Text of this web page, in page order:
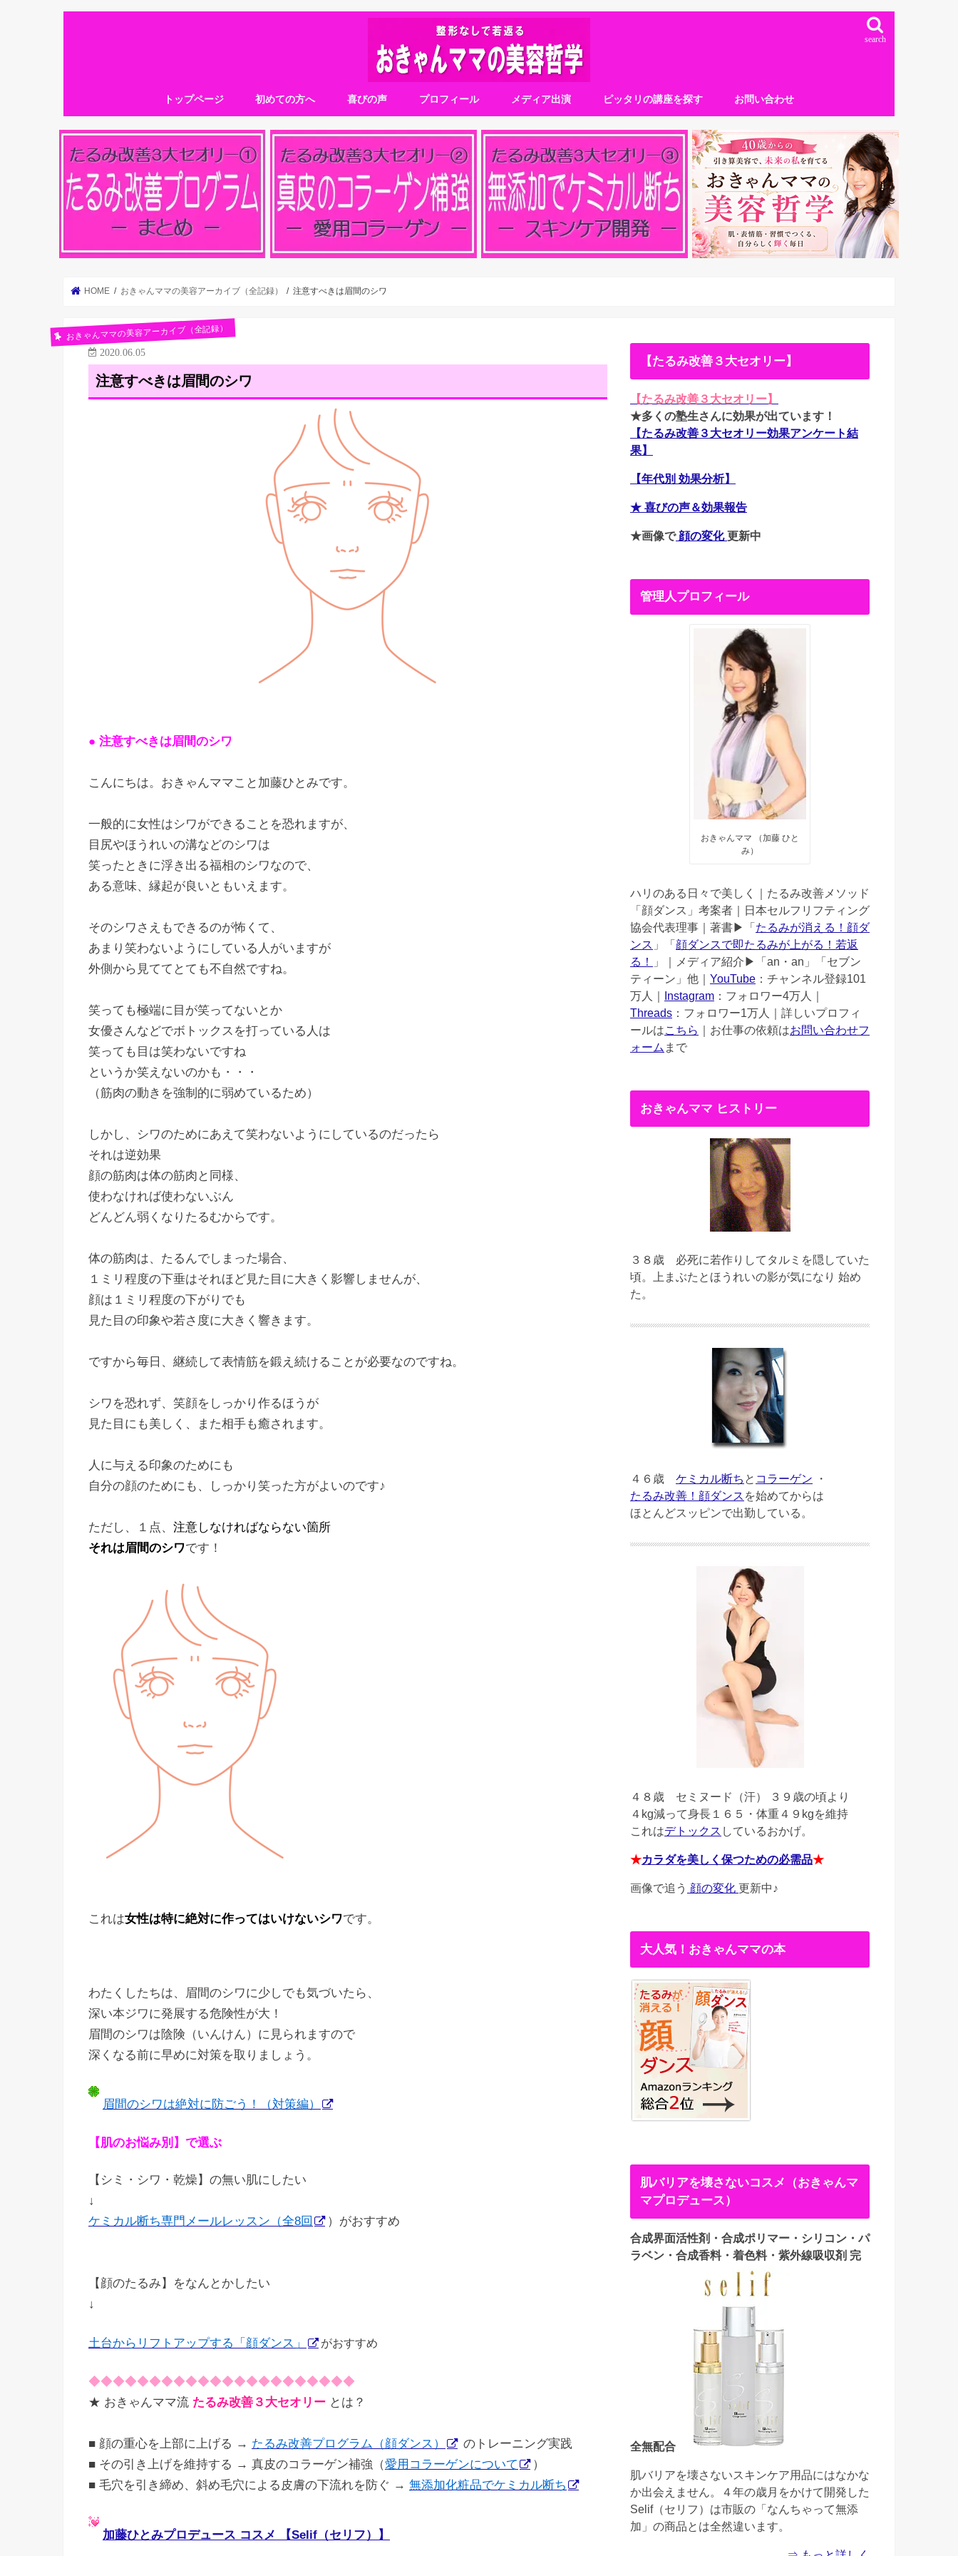
search
トップページ 初めての方へ 喜びの声 プロフィール メディア出演 ピッタリの講座を探す お問い合わせ
HOME おきゃんママの美容アーカイブ（全記録） 注意すべきは眉間のシワ
おきゃんママの美容アーカイブ（全記録）
2020.06.05
注意すべきは眉間のシワ
● 注意すべきは眉間のシワ
こんにちは。おきゃんママこと加藤ひとみです。
一般的に女性はシワができることを恐れますが、
目尻やほうれいの溝などのシワは
笑ったときに浮き出る福相のシワなので、
ある意味、縁起が良いともいえます。
そのシワさえもできるのが怖くて、
あまり笑わないようにしている人がいますが
外側から見ててとても不自然ですね。
笑っても極端に目が笑ってないとか
女優さんなどでボトックスを打っている人は
笑っても目は笑わないですね
というか笑えないのかも・・・
（筋肉の動きを強制的に弱めているため）
しかし、シワのためにあえて笑わないようにしているのだったら
それは逆効果
顔の筋肉は体の筋肉と同様、
使わなければ使わないぶん
どんどん弱くなりたるむからです。
体の筋肉は、たるんでしまった場合、
１ミリ程度の下垂はそれほど見た目に大きく影響しませんが、
顔は１ミリ程度の下がりでも
見た目の印象や若さ度に大きく響きます。
ですから毎日、継続して表情筋を鍛え続けることが必要なのですね。
シワを恐れず、笑顔をしっかり作るほうが
見た目にも美しく、また相手も癒されます。
人に与える印象のためにも
自分の顔のためにも、しっかり笑った方がよいのです♪
ただし、１点、 注意しなければならない箇所
それは眉間のシワです！
これは女性は特に絶対に作ってはいけないシワです。
わたくしたちは、眉間のシワに少しでも気づいたら、
深い本ジワに発展する危険性が大！
眉間のシワは陰険（いんけん）に見られますので
深くなる前に早めに対策を取りましょう。
眉間のシワは絶対に防ごう！（対策編）
【肌のお悩み別】で選ぶ
【シミ・シワ・乾燥】の無い肌にしたい
↓
ケミカル断ち専門メールレッスン（全8回
）がおすすめ
【顔のたるみ】をなんとかしたい
↓
土台からリフトアップする「顔ダンス」 がおすすめ
◆◆◆◆◆◆◆◆◆◆◆◆◆◆◆◆◆◆◆◆◆◆
★ おきゃんママ流 たるみ改善３大セオリー とは？
■ 顔の重心を上部に上げる → たるみ改善プログラム（顔ダンス）
のトレーニング実践
■ その引き上げを維持する → 真皮のコラーゲン補強（愛用コラーゲンについて
）
■ 毛穴を引き締め、斜め毛穴による皮膚の下流れを防ぐ → 無添加化粧品でケミカル断ち
加藤ひとみプロデュース コスメ 【Selif（セリフ）】
【たるみ改善３大セオリー】
【たるみ改善３大セオリー】
★多くの塾生さんに効果が出ています！
【たるみ改善３大セオリー効果アンケート結
果】
【年代別 効果分析】
★ 喜びの声＆効果報告
★画像で顔の変化更新中
管理人プロフィール
おきゃんママ （加藤 ひと
み）
ハリのある日々で美しく｜たるみ改善メソッド
「顔ダンス」考案者｜日本セルフリフティング
協会代表理事｜著書▶︎「 たるみが消える！顔ダ
ンス 」「 顔ダンスで即たるみが上がる！若返
る！
」｜メディア紹介▶︎「an・an」「セブン
ティーン」他｜ YouTube ：チャンネル登録101
万人｜
Instagram ：フォロワー4万人｜
Threads ：フォロワー1万人｜詳しいプロフィ
ールはこちら ｜お仕事の依頼はお問い合わせフ
ォーム まで
おきゃんママ ヒストリー
３８歳 必死に若作りしてタルミを隠していた
頃。上まぶたとほうれいの影が気になり 始め
た。
４６歳 ケミカル断ち と コラーゲン ・
たるみ改善！顔ダンス を始めてからは
ほとんどスッピンで出勤している。
４８歳 セミヌード（汗） ３９歳の頃より
４kg減って身長１６５・体重４９kgを維持
これはデトックス しているおかげ。
★カラダを美しく保つための必需品★
画像で追う 顔の変化 更新中♪
大人気！おきゃんママの本
肌バリアを壊さないコスメ（おきゃんマ
マプロデュース）
合成界面活性剤・合成ポリマー・シリコン・パ
ラベン・合成香料・着色料・紫外線吸収剤 完
全無配合
肌バリアを壊さないスキンケア用品にはなかな
か出会えません。４年の歳月をかけて開発した
Selif（セリフ）は市販の「なんちゃって無添
加」の商品とは全然違います。